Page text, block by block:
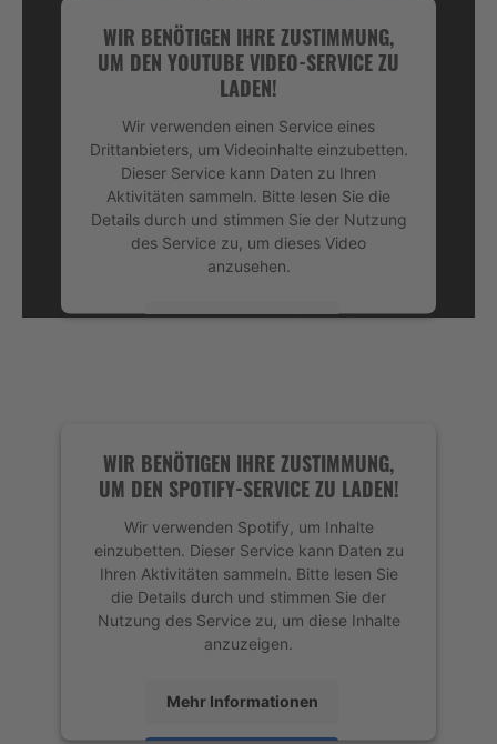
WIR BENÖTIGEN IHRE ZUSTIMMUNG,
UM DEN YOUTUBE VIDEO-SERVICE ZU
LADEN!
Wir verwenden einen Service eines
Drittanbieters, um Videoinhalte einzubetten.
Dieser Service kann Daten zu Ihren
Aktivitäten sammeln. Bitte lesen Sie die
Details durch und stimmen Sie der Nutzung
des Service zu, um dieses Video
anzusehen.
Mehr Informationen
WIR BENÖTIGEN IHRE ZUSTIMMUNG,
UM DEN SPOTIFY-SERVICE ZU LADEN!
Wir verwenden Spotify, um Inhalte
einzubetten. Dieser Service kann Daten zu
Ihren Aktivitäten sammeln. Bitte lesen Sie
die Details durch und stimmen Sie der
Nutzung des Service zu, um diese Inhalte
anzuzeigen.
Mehr Informationen